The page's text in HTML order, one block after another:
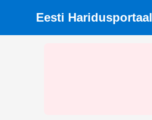
Eesti Haridusportaal